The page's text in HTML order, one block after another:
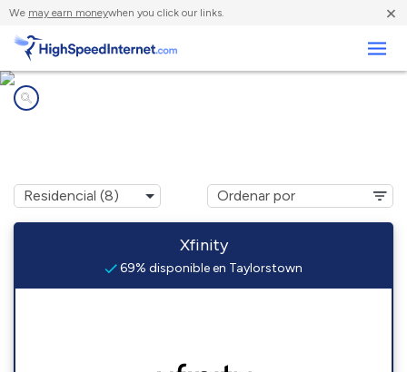
We may earn moneywhen you click our links. ×
Xfinity
69% disponible en Taylorstown